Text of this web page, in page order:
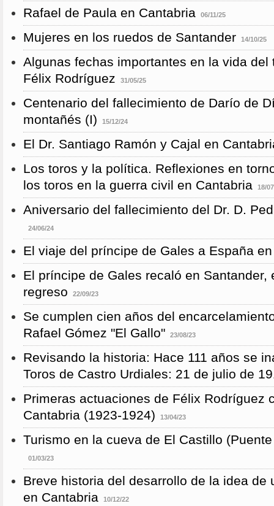
Rafael de Paula en Cantabria 06/11/25
Mujeres en los ruedos de Santander 14/10/25
Algunas fechas importantes en la vida del
Félix Rodríguez
31/05/25
Centenario del fallecimiento de Darío de
montañés (I)
15/12/24
El Dr. Santiago Ramón y Cajal en
Los toros y la política. Reflexiones en
los toros en la guerra civil en Cantabria
18/
Aniversario del fallecimiento del Dr. D.
24/06/24
El viaje del príncipe de Gales a España
El príncipe de Gales recaló en Santander,
regreso
22/09/23
Se cumplen cien años del
Rafael Gómez "El Gallo"
23/08/23
Revisando la historia: Hace 111 años se
Toros de Castro Urdiales: 21 de julio de
Primeras actuaciones de Félix Rodríguez
Cantabria (1923-1924)
13/04/23
Turismo en la cueva de El Castillo
01/03/23
Breve historia del desarrollo de la idea de
en Cantabria
10/12/22